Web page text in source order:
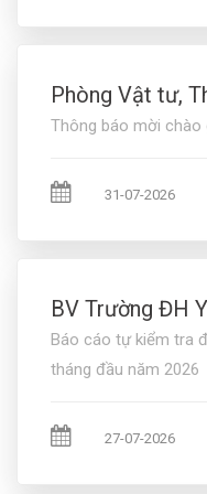
Phòng Vật tư,
Thông báo mời chào
31-07-2026
BV Trường ĐH
Báo cáo tự kiểm tra
tháng đầu năm 2026
27-07-2026